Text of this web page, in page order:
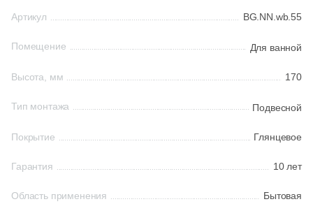
Италия
Прямоугольная
Формы шеврон
Артикул BG.NN.wb.55
Помещение Для ванной
Высота, мм 170
Тип монтажа Подвесной
Покрытие Глянцевое
Гарантия 10 лет
Область применения Бытовая